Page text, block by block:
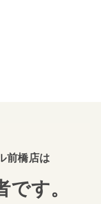
前橋店は
です。